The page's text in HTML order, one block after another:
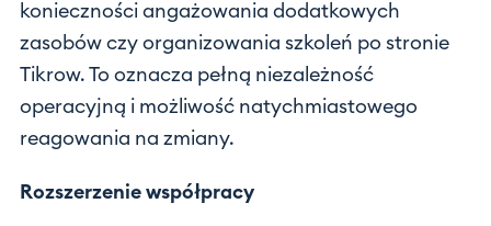
konieczności angażowania dodatkowych
zasobów czy organizowania szkoleń po stronie
Tikrow. To oznacza pełną niezależność
operacyjną i możliwość natychmiastowego
reagowania na zmiany.
Rozszerzenie współpracy